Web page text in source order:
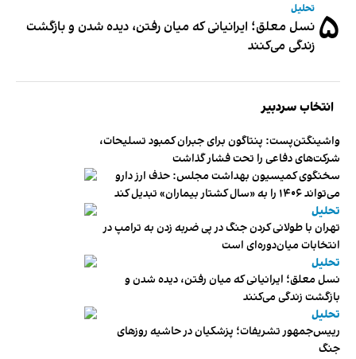
۵ تحلیل
نسل معلق؛ ایرانیانی که میان رفتن، دیده شدن و بازگشت
زندگی می‌کنند
انتخاب سردبیر
واشینگتن‌پست: پنتاگون برای جبران کمبود تسلیحات،
شرکت‌های دفاعی را تحت فشار گذاشت
سخنگوی کمیسیون بهداشت مجلس: حذف ارز دارو
می‌تواند ۱۴۰۶ را به «سال کشتار بیماران» تبدیل کند
تحلیل
تهران با طولانی کردن جنگ در پی ضربه زدن به ترامپ در
انتخابات میان‌دوره‌ای است
تحلیل
نسل معلق؛ ایرانیانی که میان رفتن، دیده شدن و
بازگشت زندگی می‌کنند
تحلیل
رییس‌جمهور تشریفات؛ پزشکیان در حاشیه روزهای
جنگ